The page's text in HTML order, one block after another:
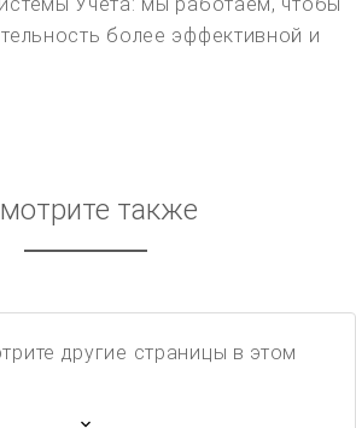
также
другие страницы в этом